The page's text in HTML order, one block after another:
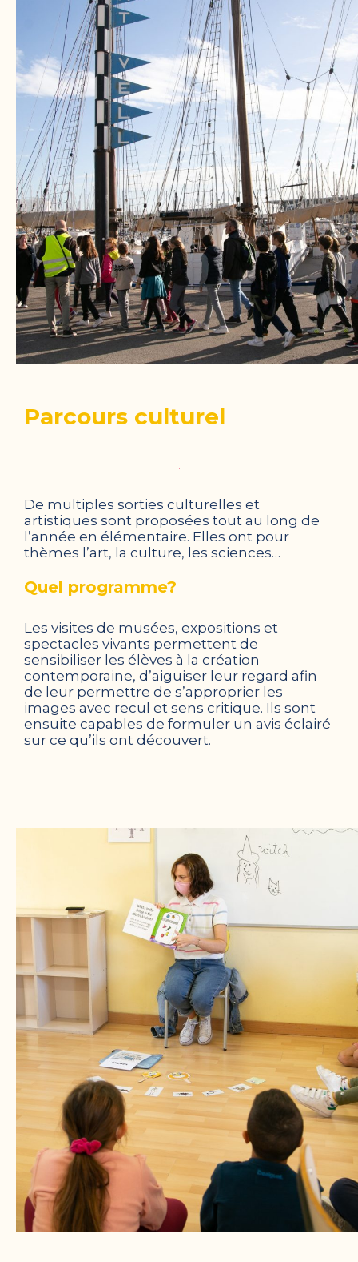
Parcours culturel
De multiples sorties culturelles et
artistiques sont proposées tout au long de
l’année en élémentaire. Elles ont pour
thèmes l’art, la culture, les sciences…
Quel programme?
Les visites de musées, expositions et
spectacles vivants permettent de
sensibiliser les élèves à la création
contemporaine, d’aiguiser leur regard afin
de leur permettre de s’approprier les
images avec recul et sens critique. Ils sont
ensuite capables de formuler un avis éclairé
sur ce qu’ils ont découvert.